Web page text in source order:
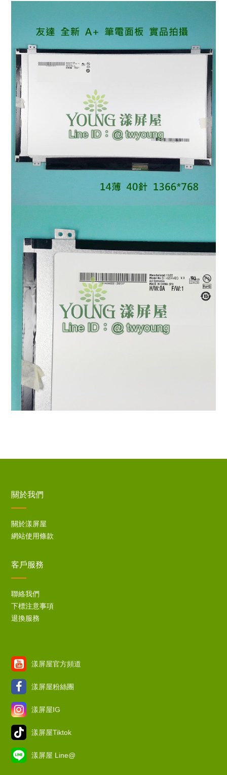
關於我們
關於漾屏屋
網站使用條款
客戶服務
聯絡我們
下標注意事項
退換服務
漾屏屋官方頻道
漾屏屋粉絲團
漾屏屋IG
漾屏屋Tiktok
漾屏屋 Line@